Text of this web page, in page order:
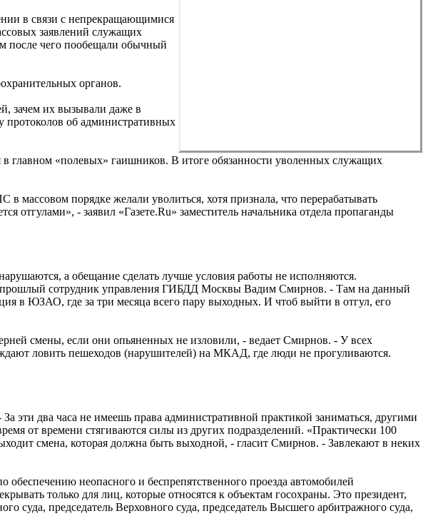
в связи с непрекращающимися
заявлений служащих
после чего пообещали обычный
органов.
зачем их вызывали даже в
об административных
главном «полевых» гаишников. В итоге обязанности уволенных служащих
порядке желали уволиться, хотя признала, что перерабатывать
отгулами», - заявил «Газете.Ru» заместитель начальника отдела пропаганды
а обещание сделать лучше условия работы не исполняются.
прошлый сотрудник управления ГИБДД Москвы Вадим Смирнов. - Там на данный
в ЮЗАО, где за три месяца всего пару выходных. И чтоб выйти в отгул, его
смены, если они опьяненных не изловили, - ведает Смирнов. - У всех
ловить пешеходов (нарушителей) на МКАД, где люди не прогуливаются.
эти два часа не имеешь права административной практикой заниматься, другими
от времени стягиваются силы из других подразделений. «Практически 100
смена, которая должна быть выходной, - гласит Смирнов. - Завлекают в неких
неопасного и беспрепятственного проезда автомобилей
только для лиц, которые относятся к объектам госохраны. Это президент,
суда, председатель Верховного суда, председатель Высшего арбитражного суда,